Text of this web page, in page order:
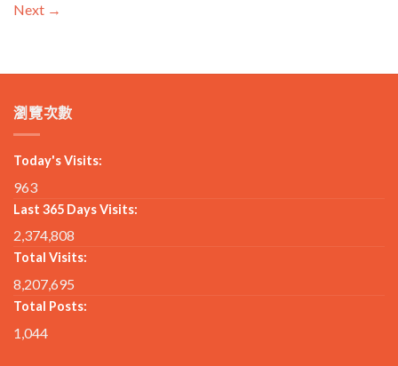
Next →
瀏覽次數
Today's Visits:
963
Last 365 Days Visits:
2,374,808
Total Visits:
8,207,695
Total Posts:
1,044